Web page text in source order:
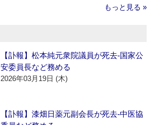
もっと見る »
【訃報】松本純元衆院議員が死去‐国家公
安委員長など務める
2026年03月19日 (木)
【訃報】漆畑日薬元副会長が死去‐中医協